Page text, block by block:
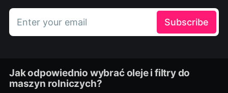
Enter your email Subscribe
Jak odpowiednio wybrać oleje i filtry do
maszyn rolniczych?